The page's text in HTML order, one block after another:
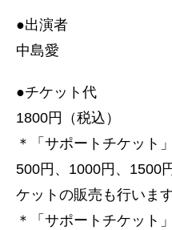
●出演者
中島愛
●チケット代
1800円（税込）
＊「サポートチケット
500円、1000円、1500
ケットの販売も行います
＊「サポートチケット